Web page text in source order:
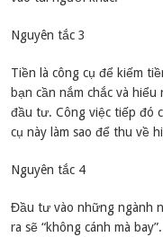
Nguyên tắc 3
Tiền là công cụ để kiếm
bạn cần nắm chắc và
đầu tư. Công việc tiếp đó
cụ này làm sao để thu về
Nguyên tắc 4
Đầu tư vào những ngành
ra sẽ “không cánh mà